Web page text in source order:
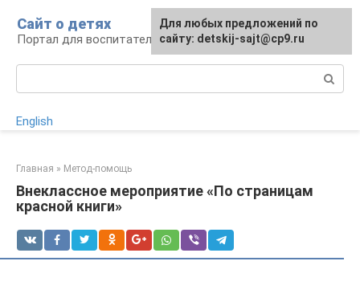
контенту
Сайт о детях
Портал для воспитателей и родителей
English
Главная » Метод-помощь
Внеклассное мероприятие «По страницам
красной книги»
Для любых предложений по
сайту: detskij-sajt@cp9.ru